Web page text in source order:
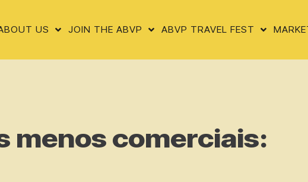
US JOIN THE ABVP ABVP TRAVEL FEST
menos comerciais: